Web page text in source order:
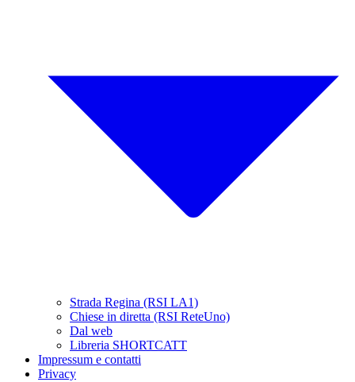
Strada Regina (RSI LA1)
Chiese in diretta (RSI ReteUno)
Dal web
Libreria SHORTCATT
Impressum e contatti
Privacy